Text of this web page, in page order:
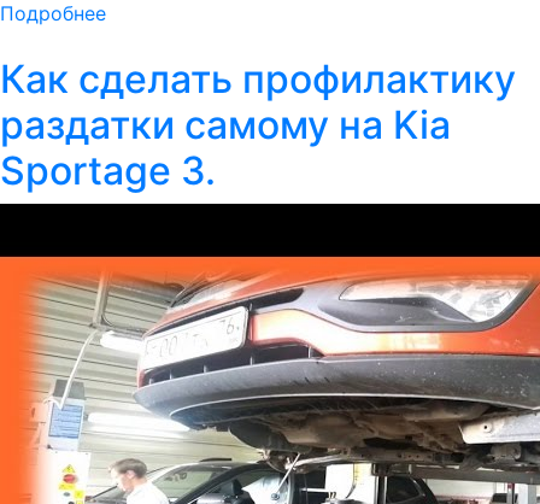
Подробнее
Как сделать профилактику
раздатки самому на Kia
Sportage 3.